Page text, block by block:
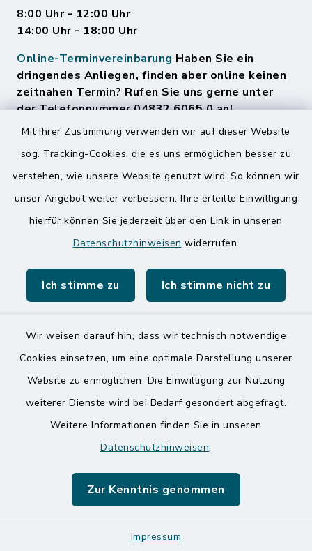
Mit Ihrer Zustimmung verwenden wir auf dieser Website
sog. Tracking-Cookies, die es uns ermöglichen besser zu
verstehen, wie unsere Website genutzt wird. So können wir
unser Angebot weiter verbessern. Ihre erteilte Einwilligung
hierfür können Sie jederzeit über den Link in unseren
Datenschutzhinweisen widerrufen.
Ich stimme zu Ich stimme nicht zu
Wir weisen darauf hin, dass wir technisch notwendige
Cookies einsetzen, um eine optimale Darstellung unserer
Website zu ermöglichen. Die Einwilligung zur Nutzung
weiterer Dienste wird bei Bedarf gesondert abgefragt.
Weitere Informationen finden Sie in unseren
Datenschutzhinweisen.
Zur Kenntnis genommen
Impressum
8:00 Uhr - 12:00 Uhr
14:00 Uhr - 18:00 Uhr
Online-Terminvereinbarung Haben Sie ein
dringendes Anliegen, finden aber online keinen
zeitnahen Termin? Rufen Sie uns gerne unter
der Telefonnummer 04832 6065 0 an!
Quicklinks
Amt Mitteldithmarschen
Speicherkoog Meldorfer Koog
Kontakt
Datenschutz
Logos und Designmanual